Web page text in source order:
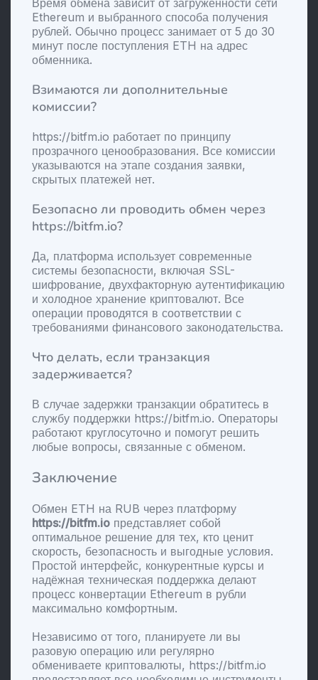
Время обмена зависит от загруженности сети
Ethereum и выбранного способа получения
рублей. Обычно процесс занимает от 5 до 30
минут после поступления ETH на адрес
обменника.
Взимаются ли дополнительные
комиссии?
https://bitfm.io работает по принципу
прозрачного ценообразования. Все комиссии
указываются на этапе создания заявки,
скрытых платежей нет.
Безопасно ли проводить обмен через
https://bitfm.io?
Да, платформа использует современные
системы безопасности, включая SSL-
шифрование, двухфакторную аутентификацию
и холодное хранение криптовалют. Все
операции проводятся в соответствии с
требованиями финансового законодательства.
Что делать, если транзакция
задерживается?
В случае задержки транзакции обратитесь в
службу поддержки https://bitfm.io. Операторы
работают круглосуточно и помогут решить
любые вопросы, связанные с обменом.
Заключение
Обмен ETH на RUB через платформу
https://bitfm.io представляет собой
оптимальное решение для тех, кто ценит
скорость, безопасность и выгодные условия.
Простой интерфейс, конкурентные курсы и
надёжная техническая поддержка делают
процесс конвертации Ethereum в рубли
максимально комфортным.
Независимо от того, планируете ли вы
разовую операцию или регулярно
обмениваете криптовалюты, https://bitfm.io